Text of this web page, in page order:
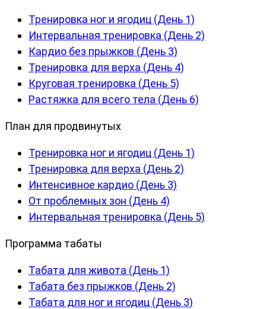
Тренировка ног и ягодиц (День 1)
Интервальная тренировка (День 2)
Кардио без прыжков (День 3)
Тренировка для верха (День 4)
Круговая тренировка (День 5)
Растяжка для всего тела (День 6)
План для продвинутых
Тренировка ног и ягодиц (День 1)
Тренировка для верха (День 2)
Интенсивное кардио (День 3)
От проблемных зон (День 4)
Интервальная тренировка (День 5)
Программа табаты
Табата для живота (День 1)
Табата без прыжков (День 2)
Табата для ног и ягодиц (День 3)